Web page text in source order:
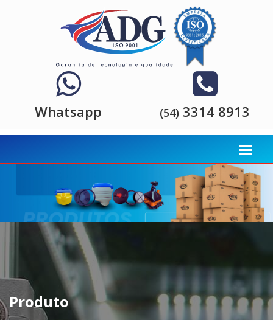
Whatsapp (54) 3314 8913
Produto